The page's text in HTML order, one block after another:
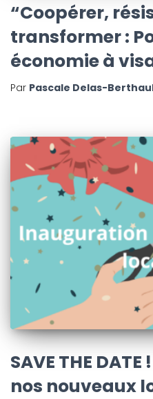
“Coopérer,
transformer :
économie à
Par Pascale Delas-
SAVE THE
nos nouveaux